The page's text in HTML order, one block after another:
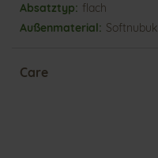
flach
Softnubuk
Care